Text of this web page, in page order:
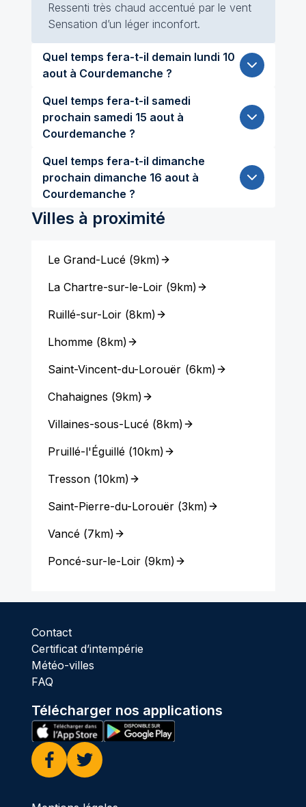
Ressenti très chaud accentué par le vent
Sensation d’un léger inconfort.
Quel temps fera-t-il demain lundi 10
aout à Courdemanche ?
Quel temps fera-t-il samedi
prochain samedi 15 aout à
Courdemanche ?
Quel temps fera-t-il dimanche
prochain dimanche 16 aout à
Courdemanche ?
Villes à proximité
Le Grand-Lucé(9km)
La Chartre-sur-le-Loir(9km)
Ruillé-sur-Loir(8km)
Lhomme(8km)
Saint-Vincent-du-Lorouër (6km)
Chahaignes (9km)
Villaines-sous-Lucé(8km)
Pruillé-l'Éguillé(10km)
Tresson(10km)
Saint-Pierre-du-Lorouër(3km)
Vancé(7km)
Poncé-sur-le-Loir(9km)
Contact
Certificat d’intempérie
Météo-villes
FAQ
Télécharger nos applications
Facebook
Twitter